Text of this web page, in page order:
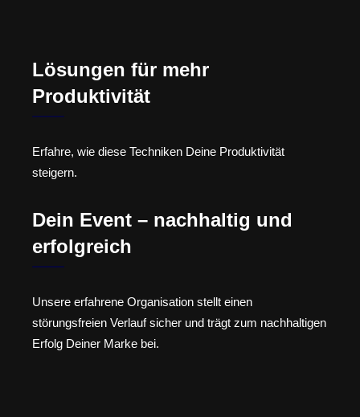
Lösungen für mehr
Produktivität
Erfahre, wie diese Techniken Deine Produktivität
steigern.
Dein Event – nachhaltig und
erfolgreich
Unsere erfahrene Organisation stellt einen
störungsfreien Verlauf sicher und trägt zum nachhaltigen
Erfolg Deiner Marke bei.